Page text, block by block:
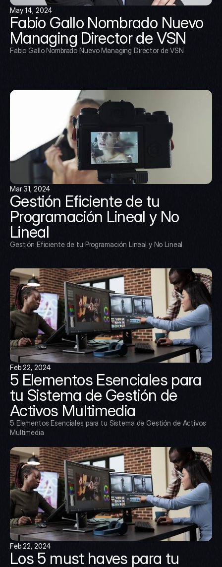
May 14, 2024
Fabio Gallo Nombrado Nuevo
Managing Director de VSN
Fabio Gallo Nombrado Nuevo Managing Director de VSN
Mar 31, 2024
Gestión Eficiente de tu
Programación Lineal y No
Lineal
Gestión Eficiente de tu Programación Lineal y No Lineal
Feb 22, 2024
5 Elementos Esenciales para
tu Sistema de Gestión de
Activos Multimedia
5 Elementos Esenciales para tu Sistema de Gestión de Activos
Multimedia
Feb 22, 2024
Los 5 must haves para tu